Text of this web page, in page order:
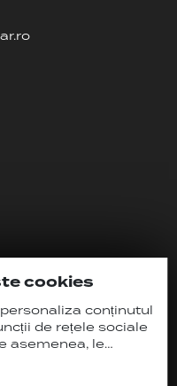
cookies
conținutul
de rețele sociale
asemenea, le
de publicitate
la modul în care